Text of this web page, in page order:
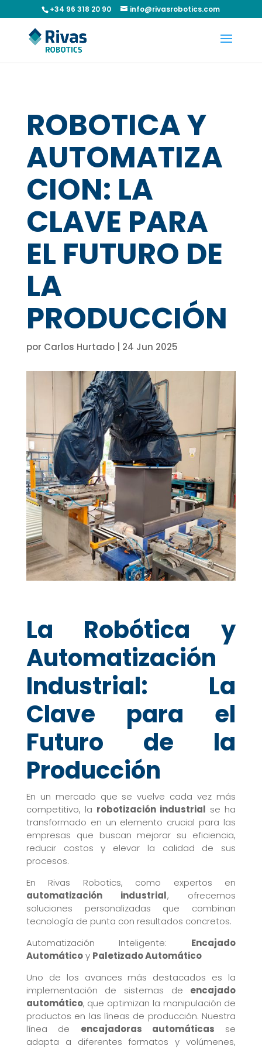
+34 96 318 20 90 info@rivasrobotics.com
ROBOTICA Y
AUTOMATIZA
CION: LA
CLAVE PARA
EL FUTURO DE
LA
PRODUCCIÓN
por Carlos Hurtado| 24 Jun 2025
La Robótica y
Automatización
Industrial: La
Clave para el
Futuro de la
Producción
En un mercado que se vuelve cada vez más
competitivo, la robotización industrial se ha
transformado en un elemento crucial para las
empresas que buscan mejorar su eficiencia,
reducir costos y elevar la calidad de sus
procesos.
En Rivas Robotics, como expertos en
automatización industrial, ofrecemos
soluciones personalizadas que combinan
tecnología de punta con resultados concretos.
Automatización Inteligente: Encajado
Automáticoy Paletizado Automático
Uno de los avances más destacados es la
implementación de sistemas de encajado
automático, que optimizan la manipulación de
productos en las líneas de producción. Nuestra
línea de encajadoras automáticas se
adapta a diferentes formatos y volúmenes,